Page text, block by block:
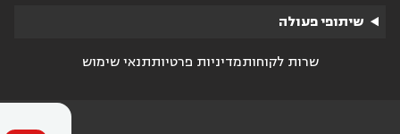
שיתופי פעולה
שרות לקוחותמדיניות פרטיותתנאי שימוש